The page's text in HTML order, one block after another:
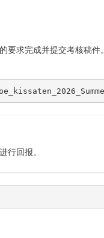
要求完成并提交考核稿件。
进行回报。